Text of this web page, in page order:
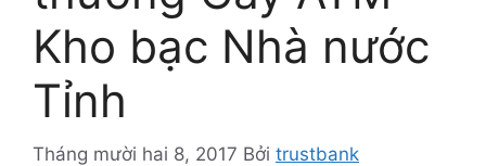
Kho bạc Nhà nước
Tỉnh
Tháng mười hai 8, 2017 Bởi trustbank